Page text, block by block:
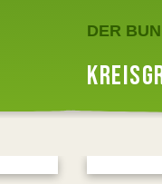
DER